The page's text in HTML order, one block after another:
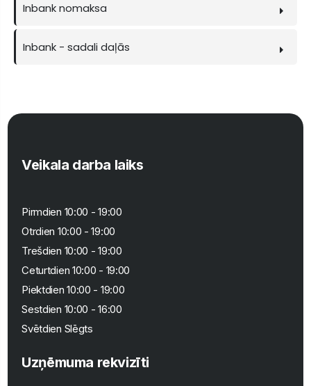
Inbank nomaksa
Inbank - sadali daļās
Veikala darba laiks
Pirmdien 10:00 - 19:00
Otrdien 10:00 - 19:00
Trešdien 10:00 - 19:00
Ceturtdien 10:00 - 19:00
Piektdien 10:00 - 19:00
Sestdien 10:00 - 16:00
Svētdien Slēgts
Uzņēmuma rekvizīti